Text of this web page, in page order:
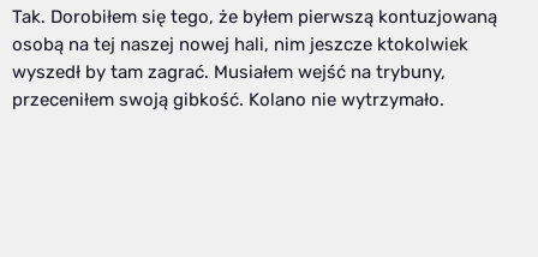
Tak. Dorobiłem się tego, że byłem pierwszą kontuzjowaną
osobą na tej naszej nowej hali, nim jeszcze ktokolwiek
wyszedł by tam zagrać. Musiałem wejść na trybuny,
przeceniłem swoją gibkość. Kolano nie wytrzymało.